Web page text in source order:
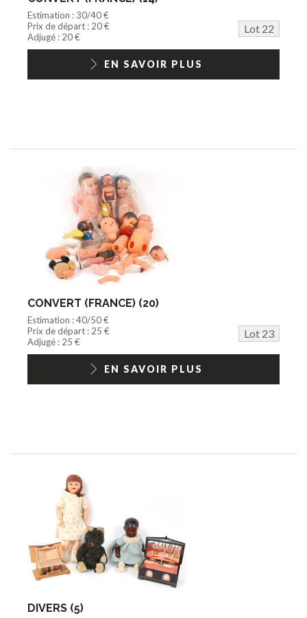
Estimation : 30/40 €
Prix de départ : 20 €
Lot 22
Adjugé : 20 €
EN SAVOIR PLUS
CONVERT (FRANCE) (20)
Estimation : 40/50 €
Prix de départ : 25 €
Lot 23
Adjugé : 25 €
EN SAVOIR PLUS
DIVERS (5)